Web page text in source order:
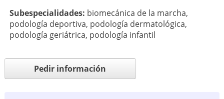
Subespecialidades: biomecánica de la marcha,
podología deportiva, podología dermatológica,
podología geriátrica, podología infantil
Pedir información